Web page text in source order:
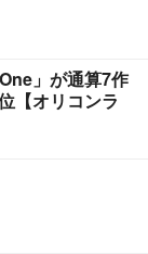
」が通算7作
【オリコンラ